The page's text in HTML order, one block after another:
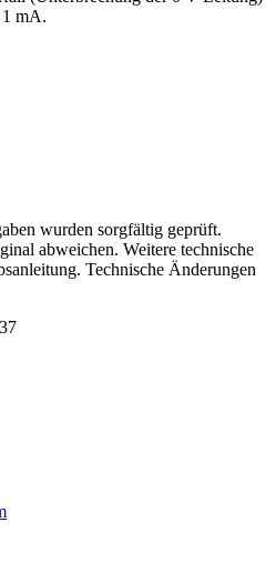
mA.
wurden sorgfältig geprüft.
abweichen. Weitere technische
Technische Änderungen